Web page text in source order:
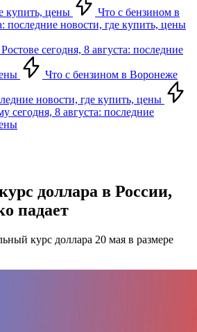
купить, цены
Что с бензином в
последние новости, где купить, цены
сегодня, 8 августа: последние
Что с бензином в Воронеже
новости, где купить, цены
сегодня, 8 августа: последние
доллара в России,
падает
курс доллара 20 мая в размере